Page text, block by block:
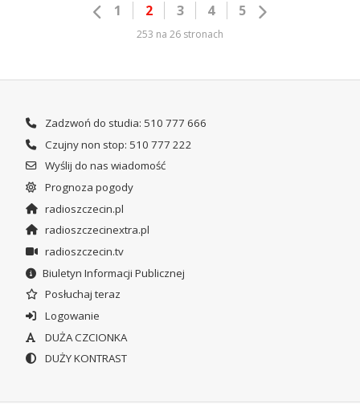
1 2 3 4 5
253 na 26 stronach
Zadzwoń do studia: 510 777 666
Czujny non stop: 510 777 222
Wyślij do nas wiadomość
Prognoza pogody
radioszczecin.pl
radioszczecinextra.pl
radioszczecin.tv
Biuletyn Informacji Publicznej
Posłuchaj teraz
Logowanie
DUŻA CZCIONKA
DUŻY KONTRAST